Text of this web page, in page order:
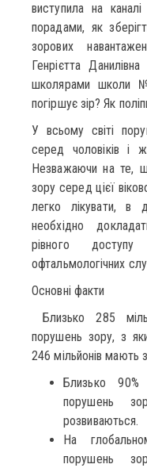
виступила на
порадами, як
зорових
Генрієтта
школярами школи
погіршує зір? Як
У всьому світі
серед чоловіків і
Незважаючи на те,
зору серед цієї
легко лікувати, в
необхідно
рівного
офтальмологічних
Основні факти
Близько 285
порушень зору, з
246 мільйонів мають
Близько
порушень
розвиваються.
На
порушень